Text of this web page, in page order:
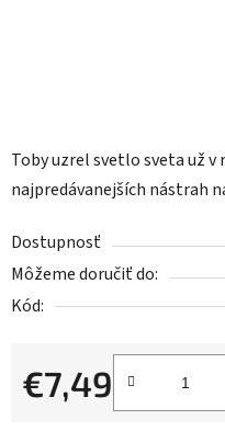
Toby uzrel svetlo sveta už v
najpredávanejších nástrah
Dostupnosť
Môžeme doručiť do:
Kód:
€7,49
Jednotková cena: